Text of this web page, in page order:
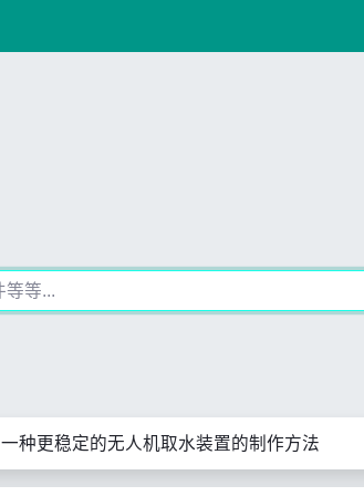
一种更稳定的无人机取水装置的制作方法